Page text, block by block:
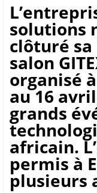
solutions
clôturé
salon
organisé
au 16
grands
africain.
permis à
plusieurs